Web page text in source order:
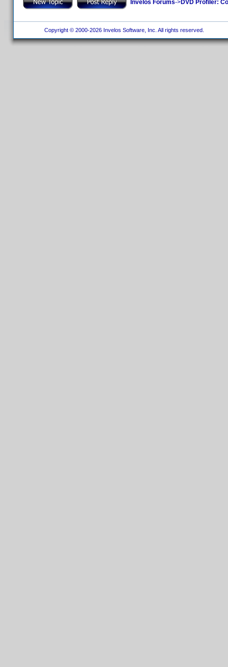
Invelos Forums->DVD Profiler:
Copyright © 2000-2026 Invelos Software, Inc. All rights reserved.